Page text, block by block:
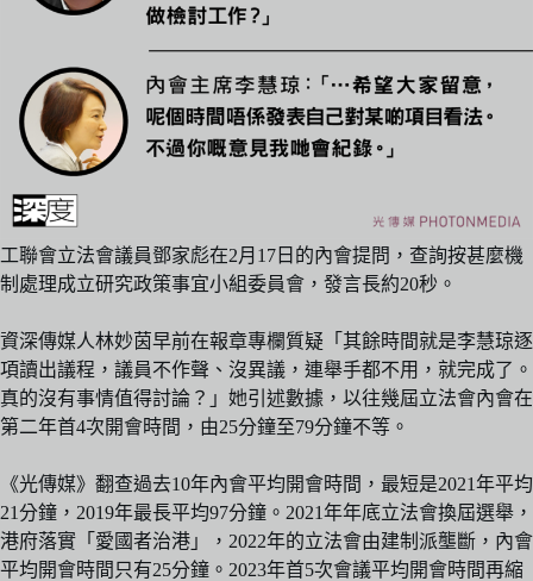
工聯會立法會議員鄧家彪在2月17日的內會提問，查詢按甚麼機
制處理成立研究政策事宜小組委員會，發言長約20秒。
資深傳媒人林妙茵早前在報章專欄質疑「其餘時間就是李慧琼逐
項讀出議程，議員不作聲、沒異議，連舉手都不用，就完成了。
真的沒有事情值得討論？」她引述數據，以往幾屆立法會內會在
第二年首4次開會時間，由25分鐘至79分鐘不等。
《光傳媒》翻查過去10年內會平均開會時間，最短是2021年平均
21分鐘，2019年最長平均97分鐘。2021年年底立法會換屆選舉，
港府落實「愛國者治港」，2022年的立法會由建制派壟斷，內會
平均開會時間只有25分鐘。2023年首5次會議平均開會時間再縮